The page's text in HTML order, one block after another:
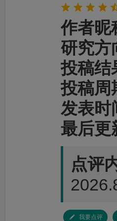
作者昵
研究方
投稿结
投稿周
发表时
最后更
点评
我要点评